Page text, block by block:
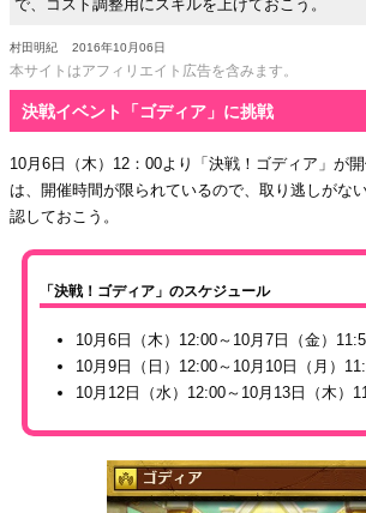
で、コスト調整用にスキルを上げておこう。
村田明紀 2016年10月06日
本サイトはアフィリエイト広告を含みます。
決戦イベント「ゴディア」に挑戦
10月6日（木）12：00より「決戦！ゴディア」が
は、開催時間が限られているので、取り逃しがな
認しておこう。
「決戦！ゴディア」のスケジュール
10月6日（木）12:00～10月7日（金）
10月9日（日）12:00～10月10日（月）
10月12日（水）12:00～10月13日（木）